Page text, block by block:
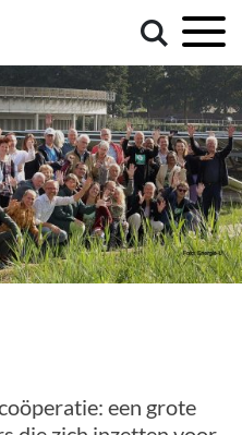
een grote